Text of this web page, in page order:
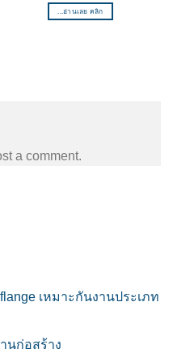
...อ่านเลย คลิก
a comment.
เหมาะกันงานประเภท
นก่อสร้าง